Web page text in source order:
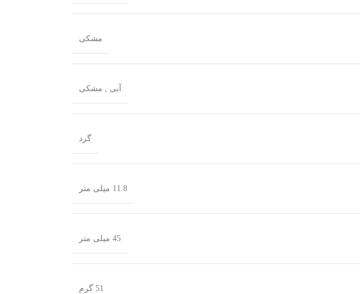
مشکی
آبی , مشکی
گرد
11.8 میلی متر
45 میلی متر
51 گرم